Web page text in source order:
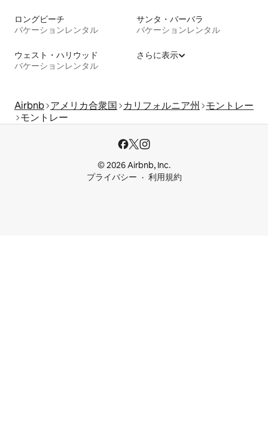
ロングビーチ
バケーションレンタル
サンタ・バーバラ
バケーションレンタル
ウェスト・ハリウッド
バケーションレンタル
さらに表示
Airbnb アメリカ合衆国 カリフォルニア州
モントレー
モントレー
© 2026 Airbnb, Inc.
プライバシー
利用規約